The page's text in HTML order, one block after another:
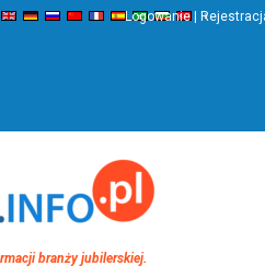
›
Logowanie |
branży jubilerskiej.